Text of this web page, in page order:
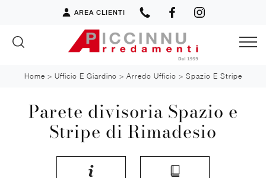
AREA CLIENTI
Home > Ufficio E Giardino > Arredo Ufficio > Spazio E Stripe
Parete divisoria Spazio e
Stripe di Rimadesio